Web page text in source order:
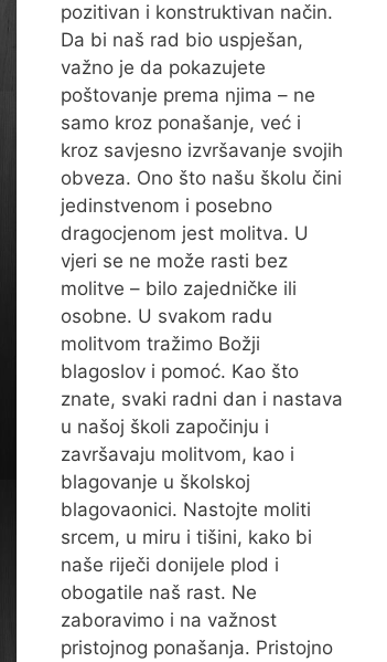
pozitivan i konstruktivan način.
Da bi naš rad bio uspješan,
važno je da pokazujete
poštovanje prema njima – ne
samo kroz ponašanje, već i
kroz savjesno izvršavanje svojih
obveza. Ono što našu školu čini
jedinstvenom i posebno
dragocjenom jest molitva. U
vjeri se ne može rasti bez
molitve – bilo zajedničke ili
osobne. U svakom radu
molitvom tražimo Božji
blagoslov i pomoć. Kao što
znate, svaki radni dan i nastava
u našoj školi započinju i
završavaju molitvom, kao i
blagovanje u školskoj
blagovaonici. Nastojte moliti
srcem, u miru i tišini, kako bi
naše riječi donijele plod i
obogatile naš rast. Ne
zaboravimo i na važnost
pristojnog ponašanja. Pristojno